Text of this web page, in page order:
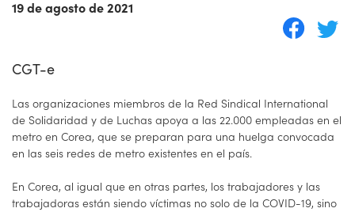
19 de agosto de 2021
CGT-e
Las organizaciones miembros de la Red Sindical International
de Solidaridad y de Luchas apoya a las 22.000 empleadas en el
metro en Corea, que se preparan para una huelga convocada
en las seis redes de metro existentes en el país.
En Corea, al igual que en otras partes, los trabajadores y las
trabajadoras están siendo víctimas no solo de la COVID-19, sino